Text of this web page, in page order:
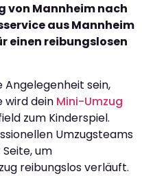
von Mannheim nach
aus Mannheim
einen reibungslosen
Angelegenheit sein,
wird dein Mini-Umzug
zum Kinderspiel.
Umzugsteams
um
reibungslos verläuft.